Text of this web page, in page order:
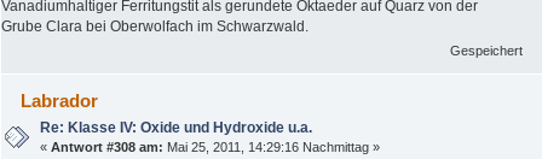
Vanadiumhaltiger Ferritungstit als gerundete Oktaeder auf Quarz von der
Grube Clara bei Oberwolfach im Schwarzwald.
Gespeichert
Labrador
Re: Klasse IV: Oxide und Hydroxide u.a.
«Antwort #308 am: Mai 25, 2011, 14:29:16 Nachmittag »